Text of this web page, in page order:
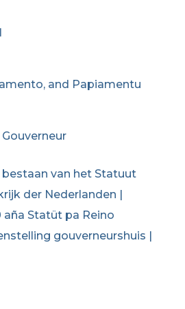
and Papiamentu
van het Statuut
der Nederlanden |
aña Statüt pa Reino
gouverneurshuis |